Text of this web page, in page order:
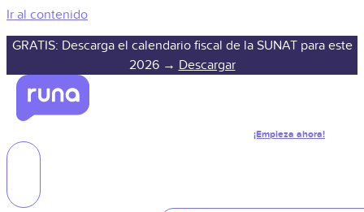
Ir al contenido
GRATIS: Descarga el calendario fiscal de la SUNAT para este
2026 → Descargar
¡Empieza ahora!